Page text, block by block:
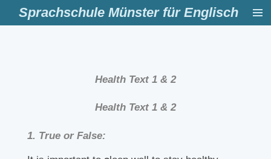
Zum
Hauptinhalt
Sprachschule Münster für Englisch
Health Text 1 & 2
Health Text 1 & 2
1. True or False: